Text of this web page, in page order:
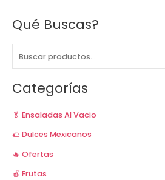
Qué Buscas?
B
c
a
p
Categorías
🥬 Ensaladas Al Vacio
🌮 Dulces Mexicanos
🔥 Ofertas
🍎 Frutas